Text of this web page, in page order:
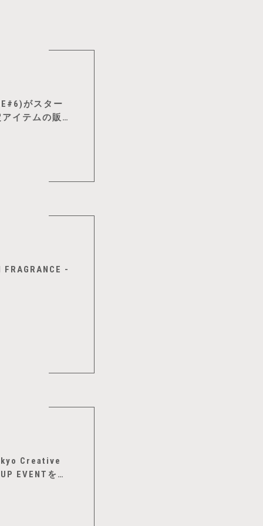
がスター
イテムの販
-
Creative
EVENTを開